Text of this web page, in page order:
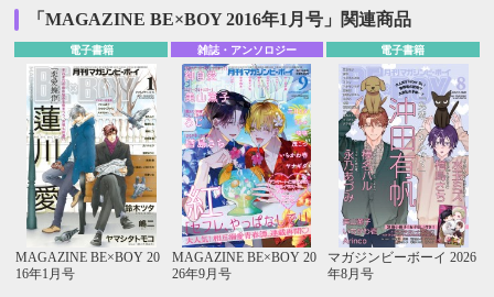
「MAGAZINE BE×BOY 2016年1月号」関連商品
電子書籍
MAGAZINE BE×BOY 20
16年1月号
雑誌・アンソロジー
MAGAZINE BE×BOY 20
26年9月号
電子書籍
マガジンビーボーイ 2026
年8月号